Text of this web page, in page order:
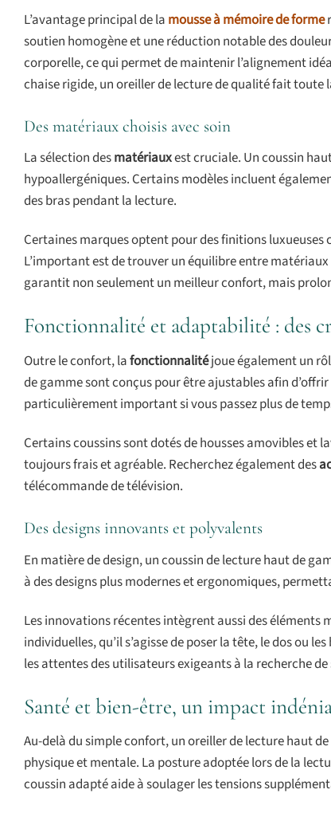
L’avantage principal de la mousse à mémoire de forme
soutien homogène et une réduction notable des
corporelle, ce qui permet de maintenir l’alignement
chaise rigide, un oreiller de lecture de qualité fait toute
Des matériaux choisis avec soin
La sélection desmatériauxest cruciale. Un coussin
hypoallergéniques. Certains modèles incluent
des bras pendant la lecture.
Certaines marques optent pour des finitions
L’important est de trouver un équilibre entre
garantit non seulement un meilleur confort, mais
Fonctionnalité et adaptabilité : des
Outre le confort, lafonctionnalitéjoue également un
de gamme sont conçus pour être ajustables afin
particulièrement important si vous passez plus de
Certains coussins sont dotés de housses amovibles
toujours frais et agréable. Recherchez également des
télécommande de télévision.
Des designs innovants et polyvalents
En matière de design, un coussin de lecture haut de
à des designs plus modernes et ergonomiques,
Les innovations récentes intègrent aussi des éléments
individuelles, qu’il s’agisse de poser la tête, le dos ou
les attentes des utilisateurs exigeants à la recherche
Santé et bien-être, un impact
Au-delà du simple confort, un oreiller de lecture haut
physique et mentale. La posture adoptée lors de la
coussin adapté aide à soulager les tensions